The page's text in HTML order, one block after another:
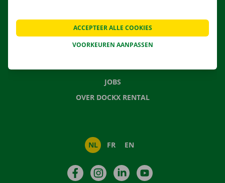
CONTACTEER ONS
VEELGESTELDE VRAGEN
JOBS
OVER DOCKX RENTAL
NL FR EN
FacebookInstagramLinkedIn
VOORKEUREN AANPASSEN
ACCEPTEER ALLE COOKIES